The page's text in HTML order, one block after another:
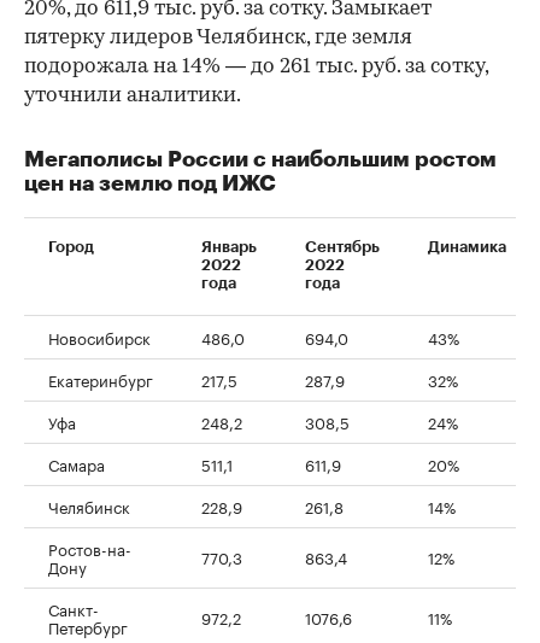
20%, до 611,9 тыс. руб. за сотку. Замыкает
пятерку лидеров Челябинск, где земля
подорожала на 14% — до 261 тыс. руб. за сотку,
уточнили аналитики.
00:00 / 00:00
Мегаполисы России с наибольшим ростом
цен на землю под ИЖС
Город
Январь
2022
года
Сентябрь
2022
года
Динамика
Новосибирск 486,0 694,0
43%
Екатеринбург
217,5 287,9
32%
Уфа
248,2 308,5
24%
Самара
511,1 611,9
20%
Челябинск
228,9 261,8
14%
Ростов-на-
Дону 770,3 863,4 12%
Санкт-
Петербург 972,2 1076,6 11%